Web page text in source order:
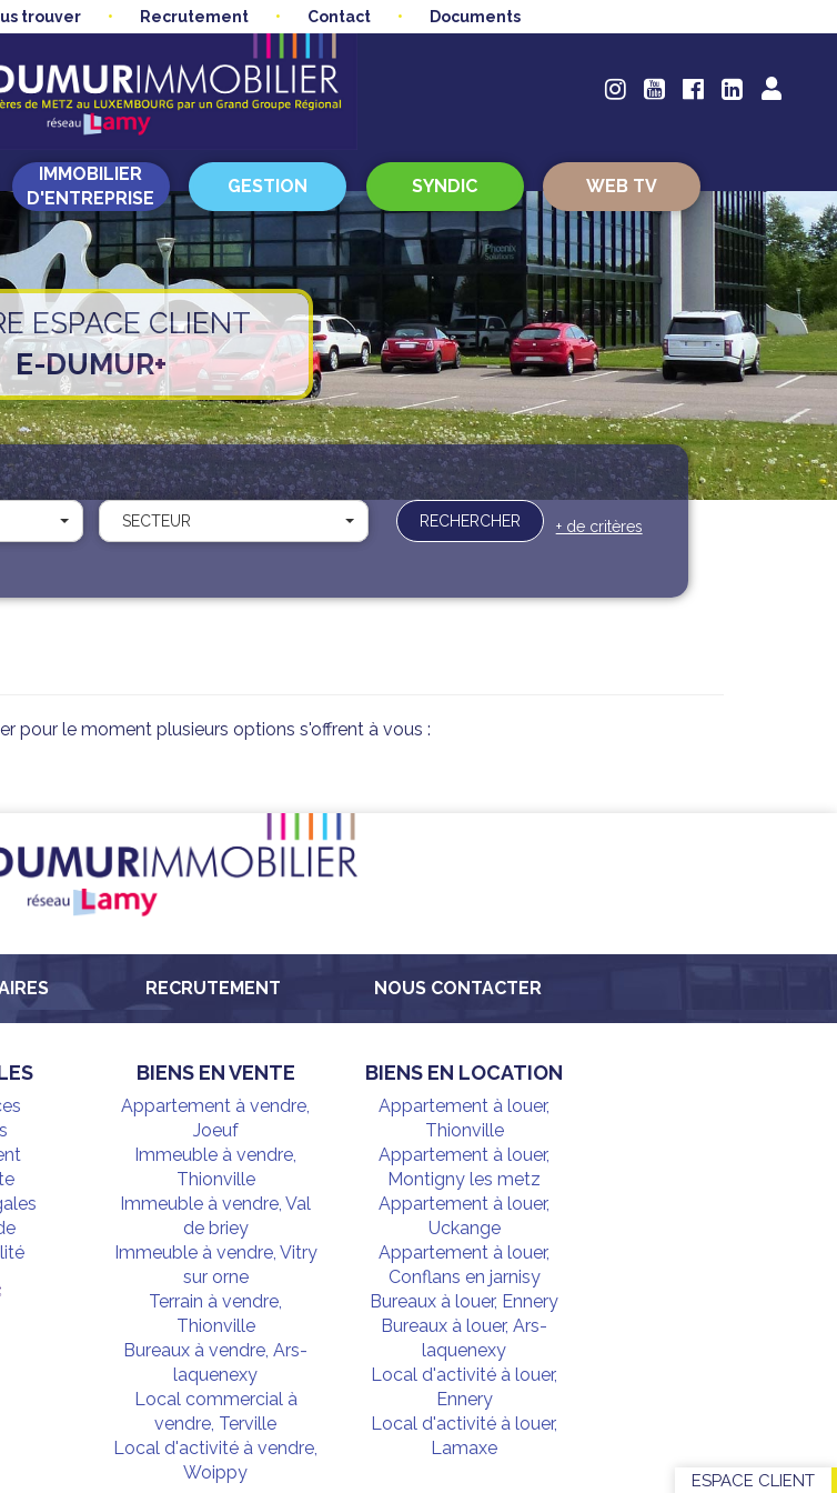
trouver Recrutement Contact Documents
IMMOBILIER
D'ENTREPRISE
GESTION SYNDIC WEB TV
ESPACE CLIENT
E-DUMUR+
SECTEUR RECHERCHER + de critères
pour le moment plusieurs options s'offrent à vous :
RECRUTEMENT NOUS CONTACTER
BIENS EN VENTE
Appartement à vendre,
Joeuf
Immeuble à vendre,
Thionville
Immeuble à vendre, Val
de briey
Immeuble à vendre, Vitry
sur orne
Terrain à vendre,
Thionville
Bureaux à vendre, Ars-
laquenexy
Local commercial à
vendre, Terville
Local d'activité à vendre,
Woippy
BIENS EN LOCATION
Appartement à louer,
Thionville
Appartement à louer,
Montigny les metz
Appartement à louer,
Uckange
Appartement à louer,
Conflans en jarnisy
Bureaux à louer, Ennery
Bureaux à louer, Ars-
laquenexy
Local d'activité à louer,
Ennery
Local d'activité à louer,
Lamaxe
ESPACE CLIENT